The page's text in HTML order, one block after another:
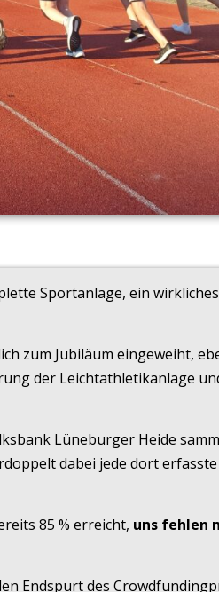
Sportanlage, ein wirkliches
zum Jubiläum eingeweiht,
der Leichtathletikanlage
Lüneburger Heide
dabei jede dort erfasste
85 % erreicht, uns fehlen
Endspurt des